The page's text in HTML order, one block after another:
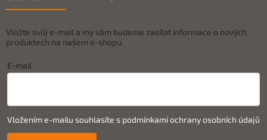
Vložte svůj e-mail a my vám budeme zasílat informace o nových
produktech na našem e-shopu.
E-mail
Vložením e-mailu souhlasíte s podmínkami ochrany osobních údajů